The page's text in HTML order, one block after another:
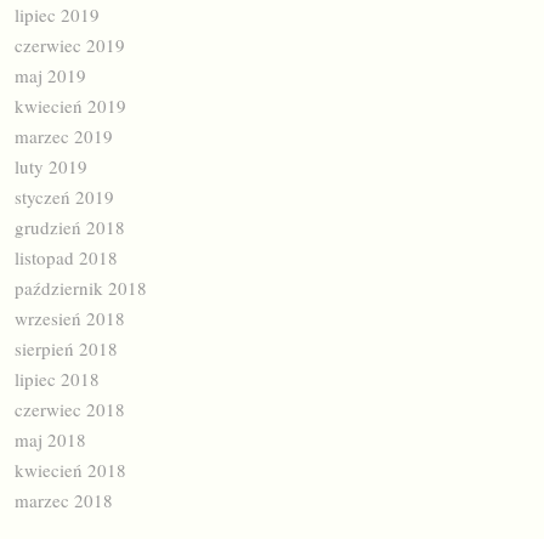
lipiec 2019
czerwiec 2019
maj 2019
kwiecień 2019
marzec 2019
luty 2019
styczeń 2019
grudzień 2018
listopad 2018
październik 2018
wrzesień 2018
sierpień 2018
lipiec 2018
czerwiec 2018
maj 2018
kwiecień 2018
marzec 2018